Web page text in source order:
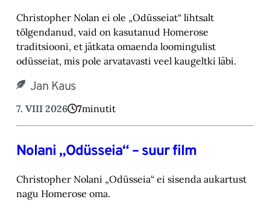
Christopher Nolan ei ole „Odüsseiat“ lihtsalt
tõlgendanud, vaid on kasutanud Homerose
tra‎ditsiooni, et jätkata omaenda loomingulist
odüsseiat, mis pole arvatavasti veel kaugeltki läbi.‎
Jan Kaus
7. VIII 2026 7minutit
Nolani „Odüsseia“ – suur film
Christopher Nolani „Odüsseia“ ei sisenda aukartust
nagu Homerose oma.‎